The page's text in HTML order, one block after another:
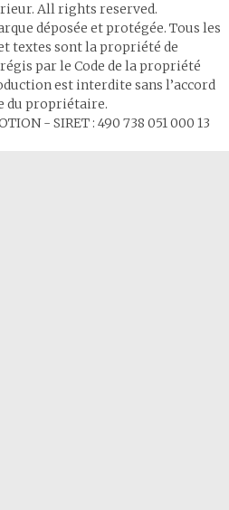
All rights reserved.
déposée et protégée. Tous les
textes sont la propriété de
par le Code de la propriété
est interdite sans l’accord
du propriétaire.
- SIRET : 490 738 051 000 13